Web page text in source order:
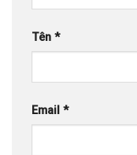
Tên *
Email *